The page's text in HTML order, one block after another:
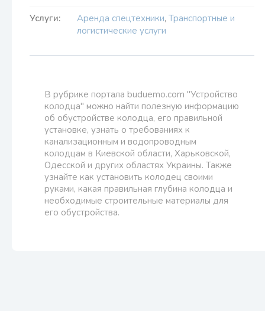
Услуги: Аренда спецтехники, Транспортные и
логистические услуги
В рубрике портала buduemo.com "Устройство
колодца" можно найти полезную информацию
об обустройстве колодца, его правильной
установке, узнать о требованиях к
канализационным и водопроводным
колодцам в Киевской области, Харьковской,
Одесской и других областях Украины. Также
узнайте как установить колодец своими
руками, какая правильная глубина колодца и
необходимые строительные материалы для
его обустройства.